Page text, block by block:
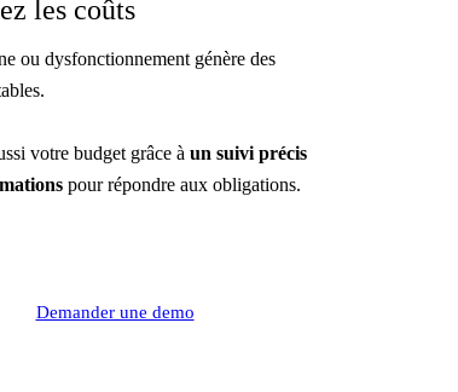
les coûts
ou dysfonctionnement génère des
votre budget grâce à un suivi précis
pour répondre aux obligations.
Demander une demo